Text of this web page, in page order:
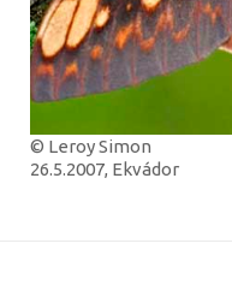
© Leroy Simon
26.5.2007, Ekvádor